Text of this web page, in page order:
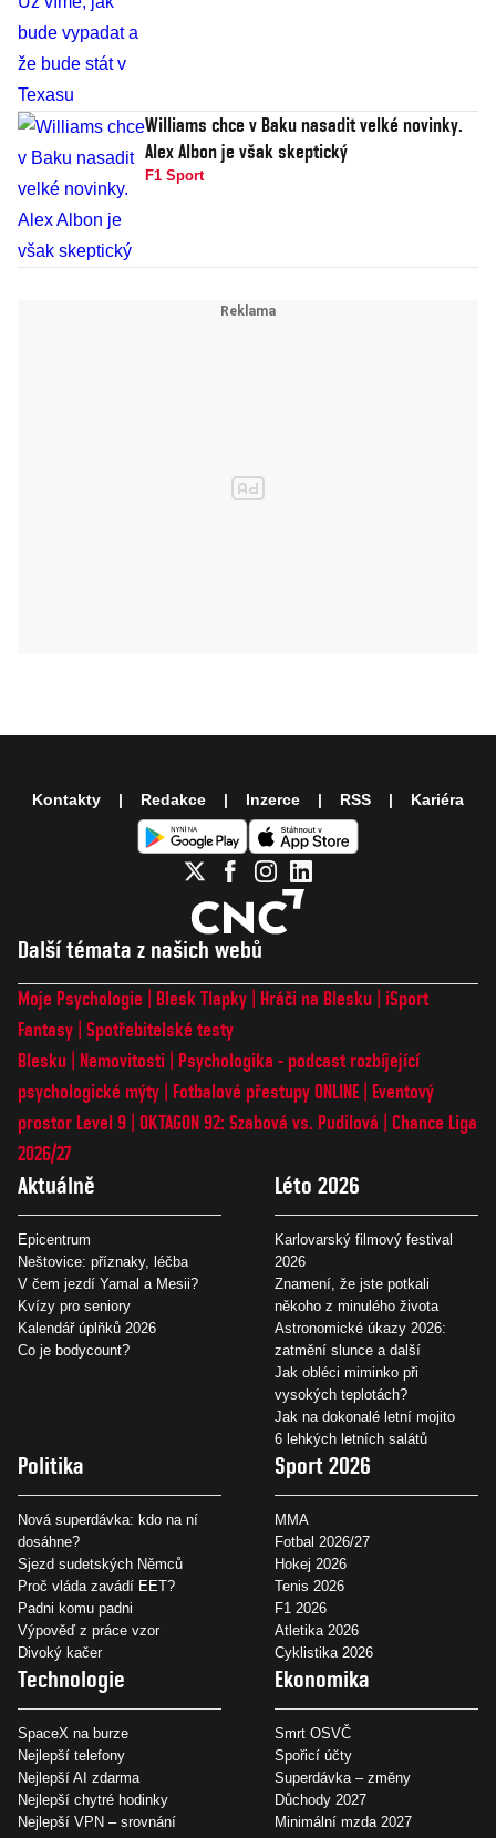
Williams chce v Baku nasadit velké novinky.
Alex Albon je však skeptický
F1 Sport
Další témata z našich webů
Moje Psychologie Blesk Tlapky Hráči na Blesku
iSport
Fantasy Spotřebitelské testy
Blesku
Nemovitosti
Psychologika - podcast rozbíjející
psychologické mýty
Fotbalové přestupy ONLINE
Eventový
prostor Level 9 OKTAGON 92: Szabová vs. Pudilová
Chance Liga
2026/27
Aktuálně
Epicentrum
Neštovice: příznaky, léčba
V čem jezdí Yamal a Mesii?
Kvízy pro seniory
Kalendář úplňků 2026
Co je bodycount?
Léto 2026
Karlovarský filmový festival
2026
Znamení, že jste potkali
někoho z minulého života
Astronomické úkazy 2026:
zatmění slunce a další
Jak obléci miminko při
vysokých teplotách?
Jak na dokonalé letní mojito
6 lehkých letních salátů
Politika
Nová superdávka: kdo na ní
dosáhne?
Sjezd sudetských Němců
Proč vláda zavádí EET?
Padni komu padni
Výpověď z práce vzor
Divoký kačer
Sport 2026
MMA
Fotbal 2026/27
Hokej 2026
Tenis 2026
F1 2026
Atletika 2026
Cyklistika 2026
Technologie
SpaceX na burze
Nejlepší telefony
Nejlepší AI zdarma
Nejlepší chytré hodinky
Nejlepší VPN – srovnání
Ekonomika
Smrt OSVČ
Spořicí účty
Superdávka – změny
Důchody 2027
Minimální mzda 2027
Kontakty Redakce Inzerce RSS Kariéra